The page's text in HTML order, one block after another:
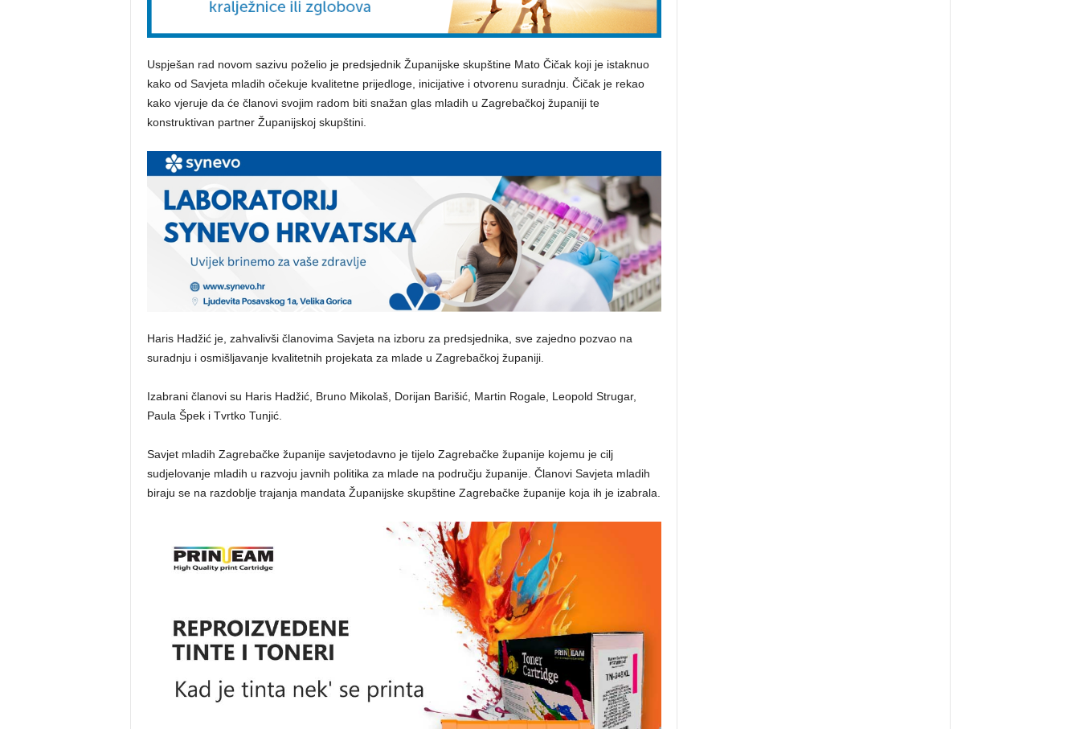
​Uspješan rad novom sazivu poželio je predsjednik Županijske skupštine Mato Čičak koji je istaknuo
kako od Savjeta mladih očekuje kvalitetne prijedloge, inicijative i otvorenu suradnju. Čičak je rekao
kako vjeruje da će članovi svojim radom biti snažan glas mladih u Zagrebačkoj županiji te
konstruktivan partner Županijskoj skupštini.
​Haris Hadžić je, zahvalivši članovima Savjeta na izboru za predsjednika, sve zajedno pozvao na
suradnju i osmišljavanje kvalitetnih projekata za mlade u Zagrebačkoj županiji.
​Izabrani članovi su Haris Hadžić, Bruno Mikolaš, Dorijan Barišić, Martin Rogale, Leopold Strugar,
Paula Špek i Tvrtko Tunjić.
​Savjet mladih Zagrebačke županije savjetodavno je tijelo Zagrebačke županije kojemu je cilj
sudjelovanje mladih u razvoju javnih politika za mlade na području županije. Članovi Savjeta mladih
biraju se na razdoblje trajanja mandata Županijske skupštine Zagrebačke županije koja ih je izabrala.